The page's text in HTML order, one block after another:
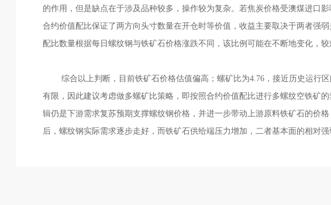
的作用，但是缺点在于涉及品种较多，操作较为复杂。若焦炭价格受澳煤进口
合约价值配比保证了两方向头寸数量在开仓时等价值，收益主要取决于两者强
配比数量根据每日螺纹钢与铁矿石价格涨跌不同，该比例可能在不断地变化，较
综合以上判断，目前铁矿石价格估值偏高；螺矿比为4.76，接近历史运行
有限，因此建议考虑做多螺矿比策略，即按照合约价值配比进行多螺纹空铁矿
辑仍是下游需求复苏预期支撑螺纹钢价格，并进一步带动上游原料铁矿石的价
后，螺纹钢实际需求逐步走好，而铁矿石供给端压力增加，二者基本面的相对